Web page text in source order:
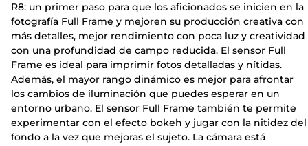
R8: un primer paso para que los aficionados se inicien en la
fotografía Full Frame y mejoren su producción creativa con
más detalles, mejor rendimiento con poca luz y creatividad
con una profundidad de campo reducida. El sensor Full
Frame es ideal para imprimir fotos detalladas y nítidas.
Además, el mayor rango dinámico es mejor para afrontar
los cambios de iluminación que puedes esperar en un
entorno urbano. El sensor Full Frame también te permite
experimentar con el efecto bokeh y jugar con la nitidez del
fondo a la vez que mejoras el sujeto. La cámara está